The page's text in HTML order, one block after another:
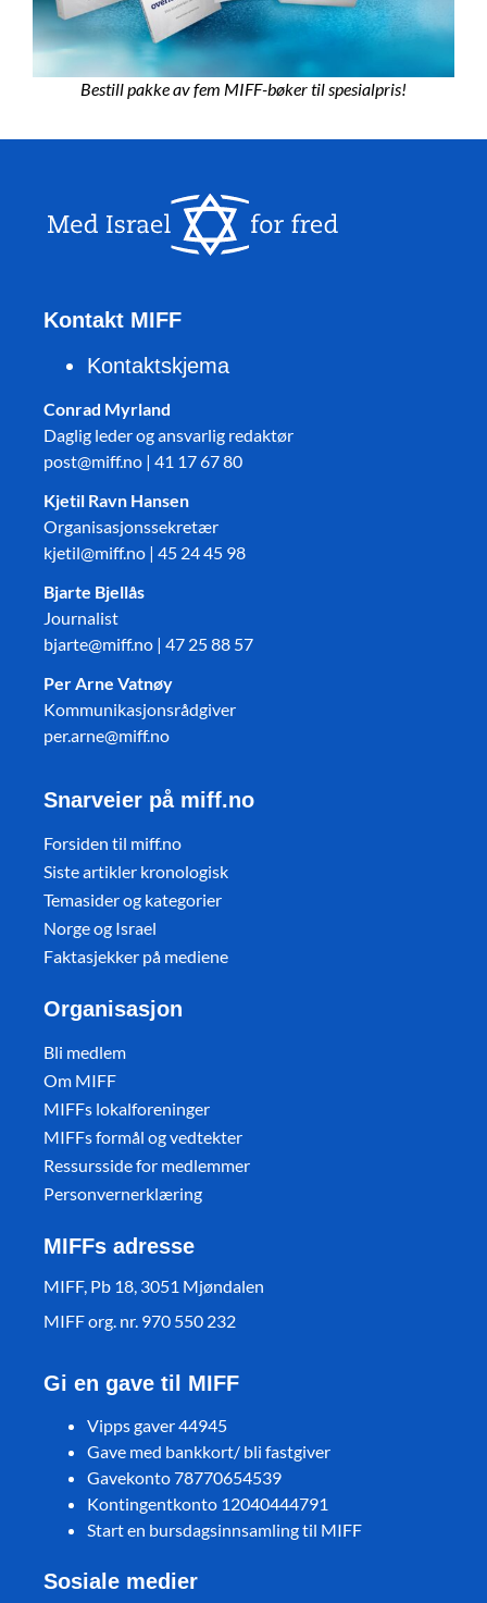
Bestill pakke av fem MIFF-bøker til spesialpris!
Kontakt MIFF
Kontaktskjema
Conrad Myrland
Daglig leder og ansvarlig redaktør
post@miff.no | 41 17 67 80
Kjetil Ravn Hansen
Organisasjonssekretær
kjetil@miff.no | 45 24 45 98
Bjarte Bjellås
Journalist
bjarte@miff.no | 47 25 88 57
Per Arne Vatnøy
Kommunikasjonsrådgiver
per.arne@miff.no
Snarveier på miff.no
Forsiden til miff.no
Siste artikler kronologisk
Temasider og kategorier
Norge og Israel
Faktasjekker på mediene
Organisasjon
Bli medlem
Om MIFF
MIFFs lokalforeninger
MIFFs formål og vedtekter
Ressursside for medlemmer
Personvernerklæring
MIFFs adresse
MIFF, Pb 18, 3051 Mjøndalen
MIFF org. nr. 970 550 232
Gi en gave til MIFF
Vipps gaver 44945
Gave med bankkort/ bli fastgiver
Gavekonto 78770654539
Kontingentkonto 12040444791
Start en bursdagsinnsamling til MIFF
Sosiale medier